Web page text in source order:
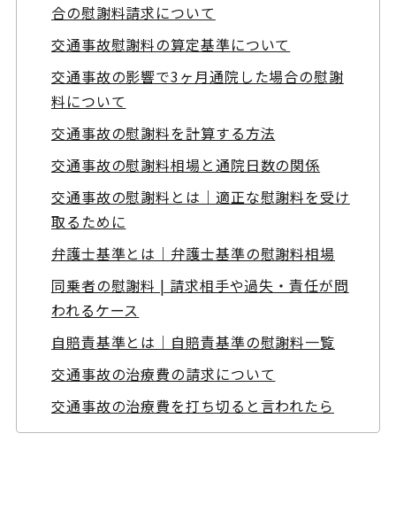
合の慰謝料請求について
交通事故慰謝料の算定基準について
交通事故の影響で3ヶ月通院した場合の慰謝
料について
交通事故の慰謝料を計算する方法
交通事故の慰謝料相場と通院日数の関係
交通事故の慰謝料とは｜適正な慰謝料を受け
取るために
弁護士基準とは｜弁護士基準の慰謝料相場
同乗者の慰謝料 | 請求相手や過失・責任が問
われるケース
自賠責基準とは｜自賠責基準の慰謝料一覧
交通事故の治療費の請求について
交通事故の治療費を打ち切ると言われたら